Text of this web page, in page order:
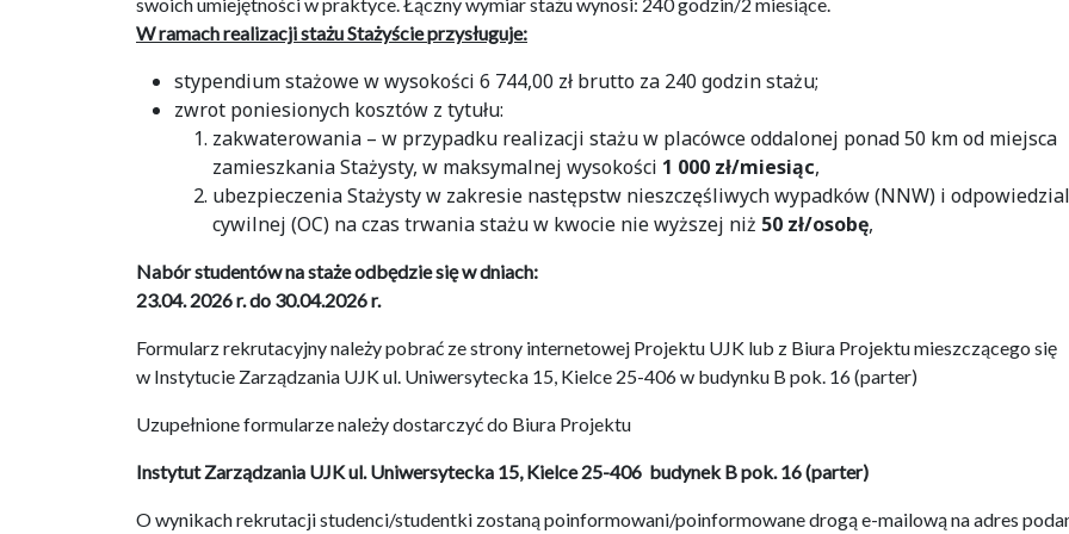
W ramach realizacji stażu Stażyście przysługuje:
stypendium stażowe w wysokości 6 744,00 zł brutto za 240 godzin stażu;
zwrot poniesionych kosztów z tytułu:
zakwaterowania – w przypadku realizacji stażu w placówce oddalonej ponad 50 km od miejsca
zamieszkania Stażysty, w maksymalnej wysokości 1 000 zł/miesiąc,
ubezpieczenia Stażysty w zakresie następstw nieszczęśliwych wypadków (NNW) i
cywilnej (OC) na czas trwania stażu w kwocie nie wyższej niż 50 zł/osobę,
Nabór studentów na staże odbędzie się w dniach:
23.04. 2026 r. do 30.04.2026 r.
Formularz rekrutacyjny należy pobrać ze strony internetowej Projektu UJK lub z Biura Projektu mieszczącego się
w Instytucie Zarządzania UJK ul. Uniwersytecka 15, Kielce 25-406 w budynku B pok. 16 (parter)
Uzupełnione formularze należy dostarczyć do Biura Projektu
Instytut Zarządzania UJK ul. Uniwersytecka 15, Kielce 25-406 budynek B pok. 16 (parter)
O wynikach rekrutacji studenci/studentki zostaną poinformowani/poinformowane drogą e-mailową na adres